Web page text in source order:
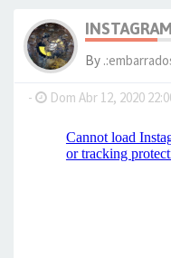
By
- Dom Abr 12, 2020